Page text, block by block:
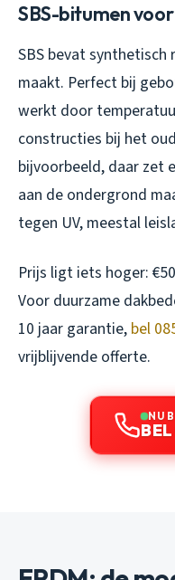
SBS-bitumen
SBS bevat synthetisch
maakt. Perfect bij
werkt door
constructies bij het
bijvoorbeeld, daar zet
aan de ondergrond
tegen UV, meestal
Prijs ligt iets hoger:
Voor duurzame
10 jaar garantie, bel
vrijblijvende offerte.
NU